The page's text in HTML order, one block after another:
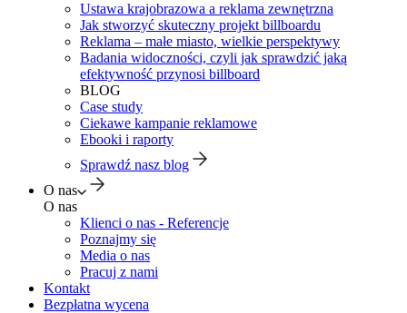
Ustawa krajobrazowa a reklama zewnętrzna
Jak stworzyć skuteczny projekt billboardu
Reklama – małe miasto, wielkie perspektywy
Badania widoczności, czyli jak sprawdzić jaką
efektywność przynosi billboard
BLOG
Case study
Ciekawe kampanie reklamowe
Ebooki i raporty
Sprawdź nasz blog
O nas
O nas
Klienci o nas - Referencje
Poznajmy się
Media o nas
Pracuj z nami
Kontakt
Bezpłatna wycena